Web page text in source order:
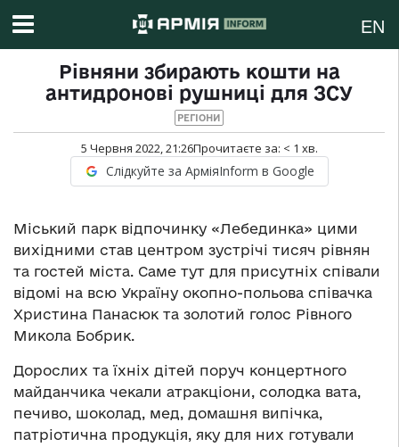
EN
Рівняни збирають кошти на
антидронові рушниці для ЗСУ
РЕГІОНИ
5 Червня 2022, 21:26Прочитаєте за: < 1 хв.
Слідкуйте за АрміяInform в Google
Міський парк відпочинку «Лебединка» цими
вихідними став центром зустрічі тисяч рівнян
та гостей міста. Саме тут для присутніх співали
відомі на всю Україну окопно-польова співачка
Христина Панасюк та золотий голос Рівного
Микола Бобрик.
Дорослих та їхніх дітей поруч концертного
майданчика чекали атракціони, солодка вата,
печиво, шоколад, мед, домашня випічка,
патріотична продукція, яку для них готували